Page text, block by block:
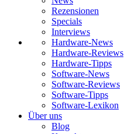
Rezensionen
Specials
Interviews
Hardware-News
Hardware-Reviews
Hardware-Tipps
Software-News
Software-Reviews
Software-Tipps
Software-Lexikon
Über uns
Blog